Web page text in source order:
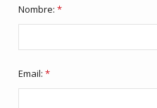
Nombre:*
Email:*